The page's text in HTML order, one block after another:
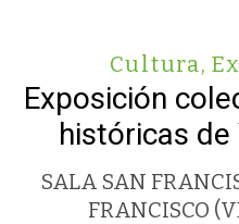
Cultura,
Exposición
históricas de
SALA SAN
FRANCISCO